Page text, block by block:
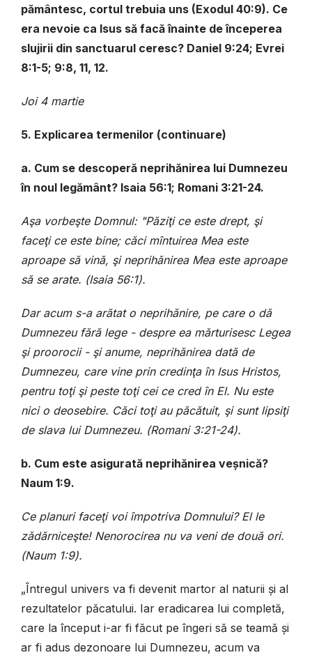
pământesc, cortul trebuia uns (Exodul 40:9). Ce
era nevoie ca Isus să facă înainte de începerea
slujirii din sanctuarul ceresc? Daniel 9:24; Evrei
8:1-5; 9:8, 11, 12.
Joi 4 martie
5. Explicarea termenilor (continuare)
a. Cum se descoperă neprihănirea lui Dumnezeu
în noul legământ? Isaia 56:1; Romani 3:21-24.
Aşa vorbeşte Domnul: "Păziţi ce este drept, şi
faceţi ce este bine; căci mîntuirea Mea este
aproape să vină, şi neprihănirea Mea este aproape
să se arate. (Isaia 56:1).
Dar acum s-a arătat o neprihănire, pe care o dă
Dumnezeu fără lege - despre ea mărturisesc Legea
şi proorocii - şi anume, neprihănirea dată de
Dumnezeu, care vine prin credinţa în Isus Hristos,
pentru toţi şi peste toţi cei ce cred în El. Nu este
nici o deosebire. Căci toţi au păcătuit, şi sunt lipsiţi
de slava lui Dumnezeu. (Romani 3:21-24).
b. Cum este asigurată neprihănirea veșnică?
Naum 1:9.
Ce planuri faceţi voi împotriva Domnului? El le
zădărniceşte! Nenorocirea nu va veni de două ori.
(Naum 1:9).
„Întregul univers va fi devenit martor al naturii și al
rezultatelor păcatului. Iar eradicarea lui completă,
care la început i-ar fi făcut pe îngeri să se teamă și
ar fi adus dezonoare lui Dumnezeu, acum va